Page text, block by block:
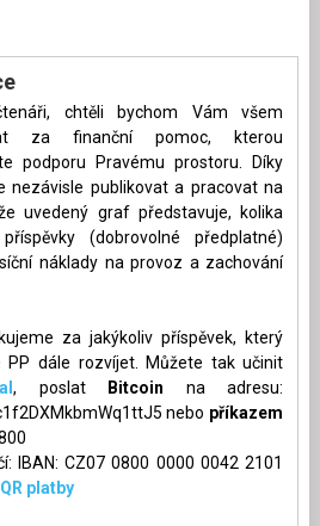
chtěli bychom Vám všem
za finanční pomoc, kterou
podporu Pravému prostoru. Díky
nezávisle publikovat a pracovat na
uvedený graf představuje, kolika
(dobrovolné předplatné)
náklady na provoz a zachování
za jakýkoliv příspěvek, který
PP dále rozvíjet. Můžete tak učinit
, poslat Bitcoin na adresu:
nebo příkazem
IBAN: CZ07 0800 0000 0042 2101
QR platby